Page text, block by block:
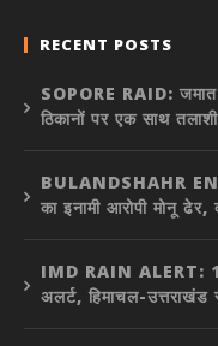
RECENT POSTS
SOPORE RAID:
ठिकानों पर एक साथ
BULANDSHAHR
का इनामी आरोपी मोनू ढेर,
IMD RAIN ALERT:
अलर्ट, हिमाचल-उत्तराखंड